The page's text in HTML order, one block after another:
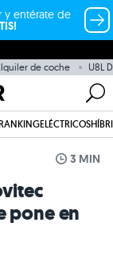
y entérate de
de coche U8L
ELÉCTRICOS
3 MIN
pone en